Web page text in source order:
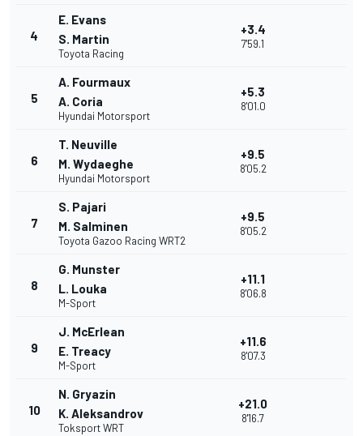
4
E. Evans
S. Martin
Toyota Racing
+3.4
7'59.1
5
A. Fourmaux
A. Coria
Hyundai Motorsport
+5.3
8'01.0
6
T. Neuville
M. Wydaeghe
Hyundai Motorsport
+9.5
8'05.2
7
S. Pajari
M. Salminen
Toyota Gazoo Racing WRT2
+9.5
8'05.2
8
G. Munster
L. Louka
M-Sport
+11.1
8'06.8
9
J. McErlean
E. Treacy
M-Sport
+11.6
8'07.3
10
N. Gryazin
K. Aleksandrov
Toksport WRT
+21.0
8'16.7